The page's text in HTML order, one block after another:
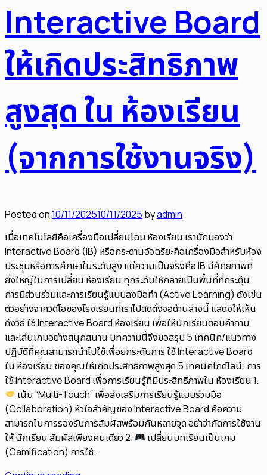
Interactive Board
ให้เกิดประสิทธิภาพ
สูงสุด ใน ห้องเรียน
(จากการใช้งานจริง)
Posted on10/11/202510/11/2025 byadmin
เมื่อเทคโนโลยีคือเครื่องมือเปลี่ยนโฉม ห้องเรียน เรามักมองว่า
Interactive Board (IB) หรือกระดานอัจฉริยะคือเครื่องมือสำหรับห้อง
ประชุมหรือการศึกษาในระดับสูง แต่ความเป็นจริงคือ IB มีศักยภาพที่
ยิ่งใหญ่ในการเปลี่ยน ห้องเรียน ทุกระดับให้กลายเป็นพื้นที่ที่กระตุ้น
การมีส่วนร่วมและการเรียนรู้แบบลงมือทำ (Active Learning) ดังเช่น
ตัวอย่างจากวิดีโอของโรงเรียนที่เราไปติดตั้งจอด้านล่างนี้ แสดงให้เห็น
ถึงวิธี ใช้ Interactive Board ห้องเรียน เพื่อให้นักเรียนตอบคำถาม
และเล่นเกมอย่างสนุกสนาน บทความนี้จึงขอสรุป 5 เทคนิค/แนวทาง
ปฏิบัติที่คุณสามารถนำไปใช้เพื่อยกระดับการ ใช้ Interactive Board
ใน ห้องเรียน ของคุณให้เกิดประสิทธิภาพสูงสุด 5 เทคนิคไกด์ไลน์: การ
ใช้ Interactive Board เพื่อการเรียนรู้ที่มีประสิทธิภาพใน ห้องเรียน 1.
เน้น “Multi-Touch” เพื่อส่งเสริมการเรียนรู้แบบร่วมมือ
(Collaboration) หัวใจสำคัญของ Interactive Board คือความ
สามารถในการรองรับการสัมผัสพร้อมกันหลายจุด อย่าจำกัดการใช้งาน
ให้ นักเรียน สัมผัสเพียงคนเดียว 2.
เปลี่ยนบทเรียนเป็นเกม
(Gamification) การใช้…